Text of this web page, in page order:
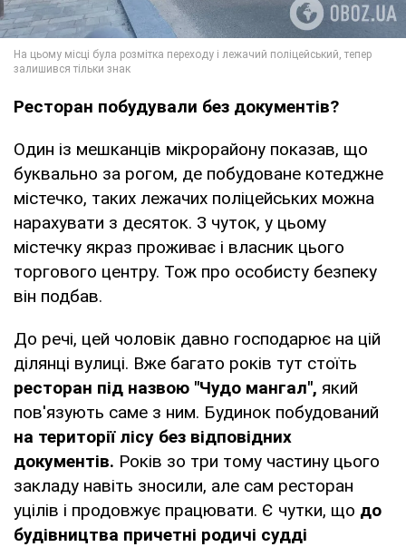
Ресторан побудували без документів?
Один із мешканців мікрорайону показав, що
буквально за рогом, де побудоване котеджне
містечко, таких лежачих поліцейських можна
нарахувати з десяток. З чуток, у цьому
містечку якраз проживає і власник цього
торгового центру. Тож про особисту безпеку
він подбав.
До речі, цей чоловік давно господарює на цій
ділянці вулиці. Вже багато років тут стоїть
ресторан під назвою "Чудо мангал", який
пов'язують саме з ним. Будинок побудований
на території лісу без відповідних
документів. Років зо три тому частину цього
закладу навіть зносили, але сам ресторан
уцілів і продовжує працювати. Є чутки, що до
будівництва причетні родичі судді